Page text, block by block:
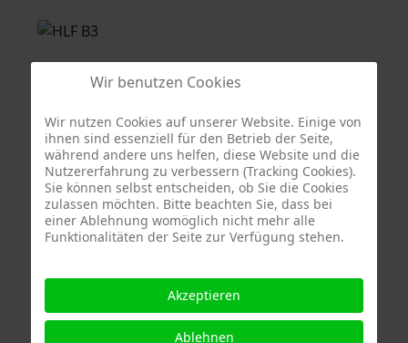
Quelle Fotos:
Freiwillige Feuerwehr Stuttgart Abteilung Stammheim, Branddirektion
Stuttgart
Wir benutzen Cookies
Wir nutzen Cookies auf unserer Website. Einige von
ihnen sind essenziell für den Betrieb der Seite,
während andere uns helfen, diese Website und die
Nutzererfahrung zu verbessern (Tracking Cookies).
Sie können selbst entscheiden, ob Sie die Cookies
zulassen möchten. Bitte beachten Sie, dass bei
einer Ablehnung womöglich nicht mehr alle
Funktionalitäten der Seite zur Verfügung stehen.
Akzeptieren
Ablehnen